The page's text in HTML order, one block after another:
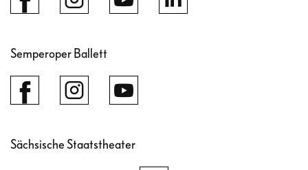
Semperoper Ballett
Sächsische Staatstheater